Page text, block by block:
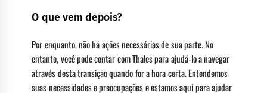
O que vem depois?
Por enquanto, não há ações necessárias de sua parte. No
entanto, você pode contar com Thales para ajudá-lo a navegar
através desta transição quando for a hora certa. Entendemos
suas necessidades e preocupações e estamos aqui para ajudar